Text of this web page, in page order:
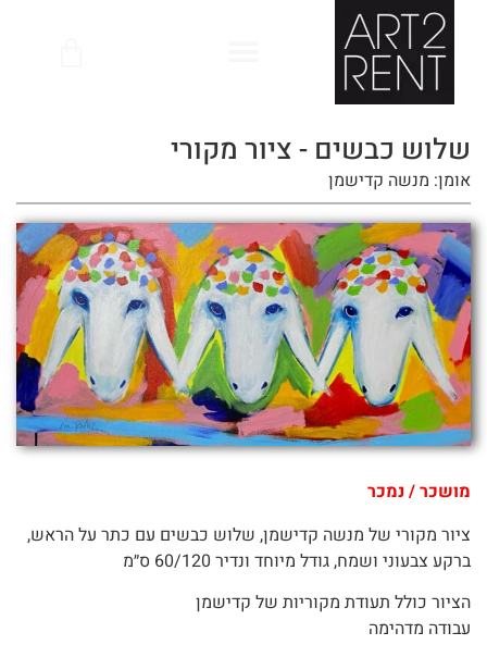
שלוש כבשים - ציור מקורי
אומן: מנשה קדישמן
מושכר / נמכר
ציור מקורי של מנשה קדישמן, שלוש כבשים עם כתר על הראש,
ברקע צבעוני ושמח, גודל מיוחד ונדיר 60/120 ס״מ
הציור כולל תעודת מקוריות של קדישמן
עבודה מדהימה